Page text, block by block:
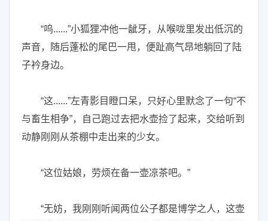
“呜......”小狐狸冲他一龇牙，从喉咙里发出低沉的
声音，随后蓬松的尾巴一甩，便趾高气昂地躺回了陆
子衿身边。
“这......”左青影目瞪口呆，只好心里默念了一句“不
与畜生相争”，自己跑过去把水壶捡了起来，交给听到
动静刚刚从茶棚中走出来的少女。
“这位姑娘，劳烦在备一壶凉茶吧。”
“无妨，我刚刚听闻两位公子都是博学之人，这壶